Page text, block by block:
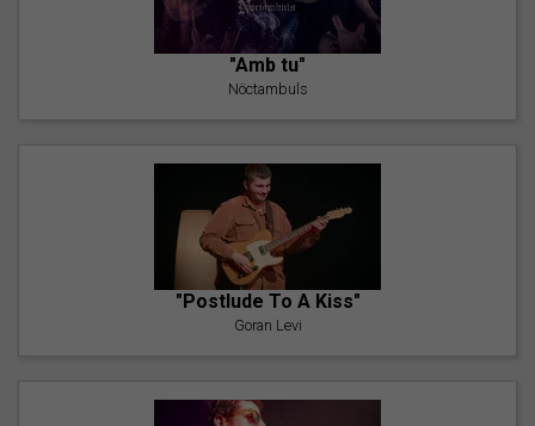
"Amb tu"
Nöctambuls
"Postlude To A Kiss"
Goran Levi